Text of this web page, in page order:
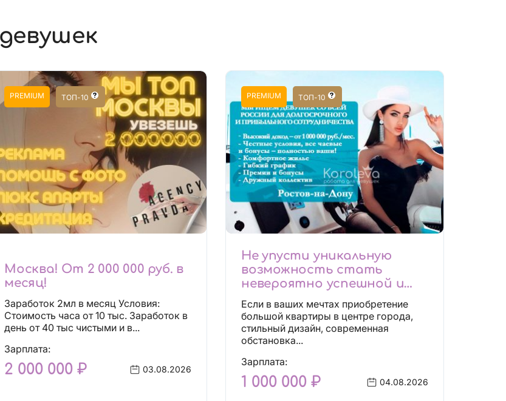
PREMIUM ТОП-10
Москва! От 2 000 000 руб. в
месяц!
Заработок 2мл в месяц Условия:
Стоимость часа от 10 тыс. Заработок в
день от 40 тыс чистыми и в...
Зарплата:
2 000 000 ₽ 03.08.2026
PREMIUM ТОП-10
Не упусти уникальную
возможность стать
невероятно успешной и
независимой!
Если в ваших мечтах приобретение
большой квартиры в центре города,
стильный дизайн, современная
обстановка...
Зарплата:
1 000 000 ₽ 04.08.2026